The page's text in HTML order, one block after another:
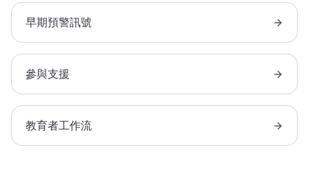
早期預警訊號
參與支援
教育者工作流